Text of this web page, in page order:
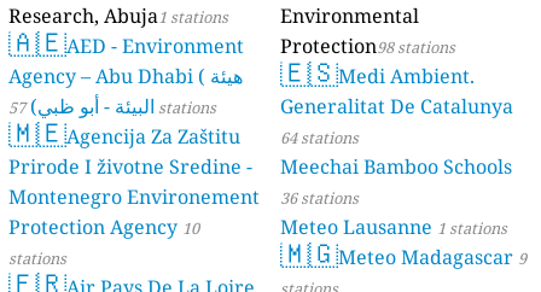
Research, Abuja1 stations
🇦🇪AED - Environment
Agency – Abu Dhabi ( هيئة
البيئة - أبو ظبي) 57 stations
🇲🇪Agencija Za Zaštitu
Prirode I životne Sredine -
Montenegro Environement
Protection Agency 10
stations
🇫🇷
Environmental
Protection98 stations
🇪🇸Medi Ambient.
Generalitat De Catalunya
64 stations
Meechai Bamboo Schools
36 stations
Meteo Lausanne 1 stations
🇲🇬Meteo Madagascar 9